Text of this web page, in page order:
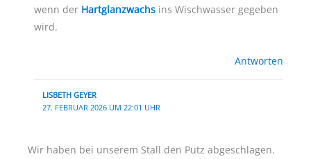
wenn der Hartglanzwachs ins Wischwasser gegeben
wird.
Antworten
LISBETH GEYER
27. FEBRUAR 2026 UM 22:01 UHR
Wir haben bei unserem Stall den Putz abgeschlagen.